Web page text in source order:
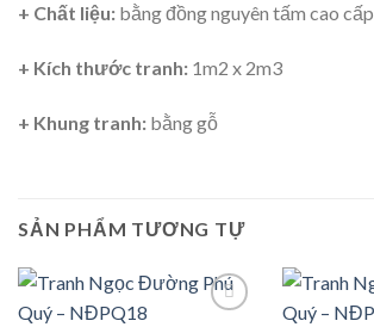
+ Chất liệu: bằng đồng nguyên tấm cao cấp
+ Kích thước tranh: 1m2 x 2m3
+ Khung tranh: bằng gỗ
SẢN PHẨM TƯƠNG TỰ